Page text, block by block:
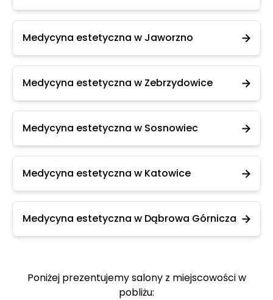
Medycyna estetyczna w Jaworzno
Medycyna estetyczna w Zebrzydowice
Medycyna estetyczna w Sosnowiec
Medycyna estetyczna w Katowice
Medycyna estetyczna w Dąbrowa Górnicza
Poniżej prezentujemy salony z miejscowości w
pobliżu: